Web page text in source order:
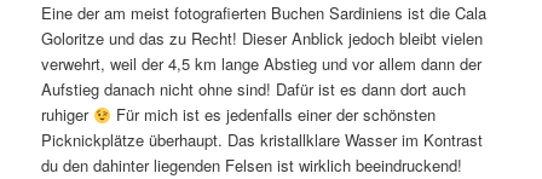
Eine der am meist fotografierten Buchen Sardiniens ist die Cala
Goloritze und das zu Recht! Dieser Anblick jedoch bleibt vielen
verwehrt, weil der 4,5 km lange Abstieg und vor allem dann der
Aufstieg danach nicht ohne sind! Dafür ist es dann dort auch
ruhiger
Für mich ist es jedenfalls einer der schönsten
Picknickplätze überhaupt. Das kristallklare Wasser im Kontrast
du den dahinter liegenden Felsen ist wirklich beeindruckend!